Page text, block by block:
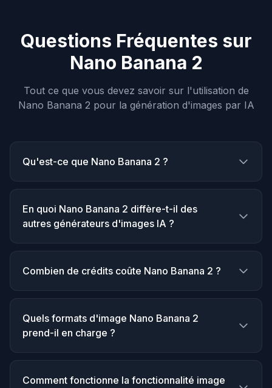
Questions Fréquentes sur
Nano Banana 2
Tout ce que vous devez savoir sur l'utilisation de
Nano Banana 2 pour la génération d'images par IA
Qu'est-ce que Nano Banana 2 ?
En quoi Nano Banana 2 diffère-t-il des
autres générateurs d'images IA ?
Combien de crédits coûte Nano Banana 2 ?
Quels formats d'image Nano Banana 2
prend-il en charge ?
Comment fonctionne la fonctionnalité image